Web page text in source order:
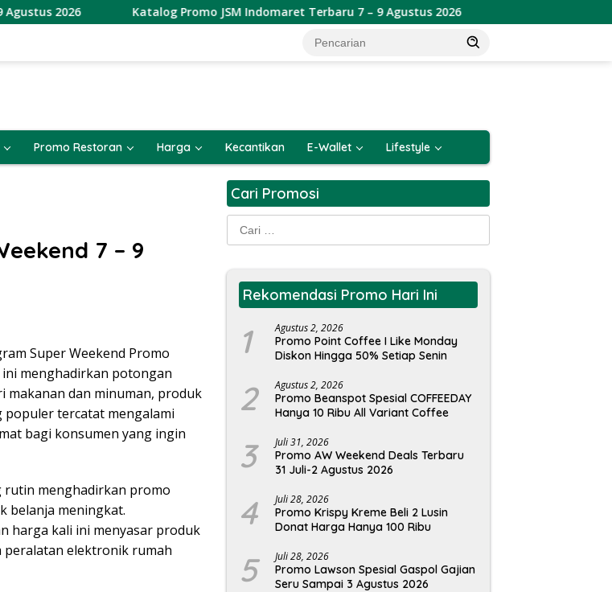
Promo JSM Indomaret Terbaru 7 – 9 Agustus 2026 Katalog Promo JSM Alfamart Terbaru 7 – 9
Promo Restoran Harga Kecantikan E-Wallet Lifestyle
7 – 9
Super Weekend Promo
menghadirkan potongan
dan minuman, produk
tercatat mengalami
bagi konsumen yang ingin
rutin menghadirkan promo
belanja meningkat.
harga kali ini menyasar produk
elektronik rumah
Cari Promosi
Cari
untuk:
Rekomendasi Promo Hari Ini
1 Agustus 2, 2026
Promo Point Coffee I Like Monday
Diskon Hingga 50% Setiap Senin
2 Agustus 2, 2026
Promo Beanspot Spesial COFFEEDAY
Hanya 10 Ribu All Variant Coffee
3 Juli 31, 2026
Promo AW Weekend Deals Terbaru
31 Juli-2 Agustus 2026
4 Juli 28, 2026
Promo Krispy Kreme Beli 2 Lusin
Donat Harga Hanya 100 Ribu
5 Juli 28, 2026
Promo Lawson Spesial Gaspol Gajian
Seru Sampai 3 Agustus 2026